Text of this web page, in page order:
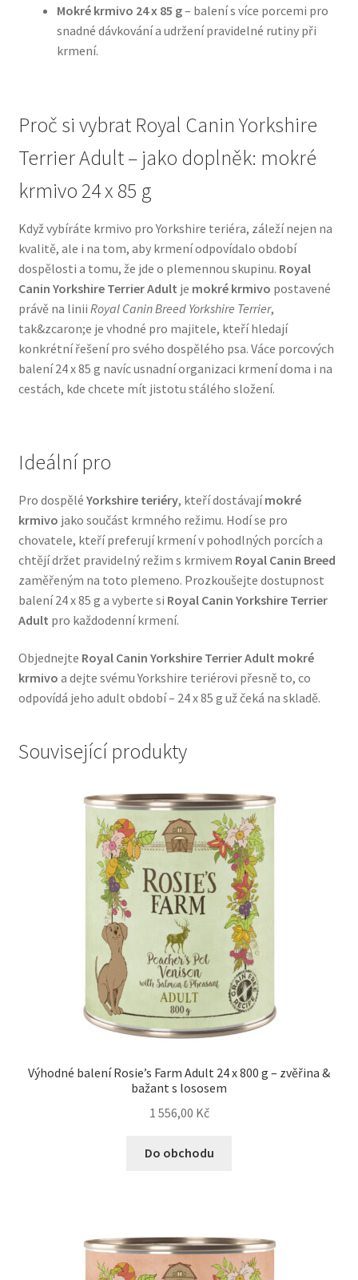
Pelíšky pro psy
Ortopedické pelíšky
Purizon pro psy — Vysoký obsah masa, bez obilovin
Royal Canin pro psy
Veterinární dieta pro psy
Vodítka a obojky
Wolf of Wilderness
Mokré krmivo 24 x 85 g– balení s více porcemi pro
snadné dávkování a udržení pravidelné rutiny při
krmení.
Proč si vybrat Royal Canin Yorkshire
Terrier Adult – jako doplněk: mokré
krmivo 24 x 85 g
Když vybíráte krmivo pro Yorkshire teriéra, zále­ží nejen na
kvalitě, ale i na tom, aby krmení odpovídalo období
dospělosti a tomu, že jde o plemennou skupinu. Royal
Canin Yorkshire Terrier Adult je mokré krmivo postavené
právě na linii Royal Canin Breed Yorkshire Terrier,
tak&zcaron;e je vhodné pro majitele, kteří hledají
konkrétní řešení pro svého dospělého psa. Váce porcových
balení 24 x 85 g navíc usnadní organizaci krmení doma i na
cestách, kde chcete mít jistotu stálého složení.
Ideální pro
Pro dospělé Yorkshire teriéry, kteří dostávajímokré
krmivo jako součást krmného režimu. Hodí se pro
chovatele, kteří preferují krmení v pohodlných porcích a
chtějí držet pravidelný režim s krmivem Royal Canin Breed
zaměřeným na toto plemeno. Prozkoušejte dostupnost
balení 24 x 85 g a vyberte si Royal Canin Yorkshire Terrier
Adult pro každodenní krmení.
Objednejte Royal Canin Yorkshire Terrier Adult mokré
krmivo a dejte svému Yorkshire teriérovi přesně to, co
odpovídá jeho adult období – 24 x 85 g už čeká na skladě.
Související produkty
Výhodné balení Rosie’s Farm Adult 24 x 800 g – zvěřina &
bažant s lososem
1 556,00 Kč
Do obchodu